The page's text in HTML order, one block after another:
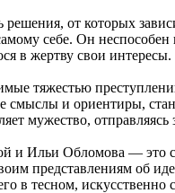
от которых
себе. Он неспособен
в жертву свои
тяжестью
смыслы и ориентиры,
мужество, отправляясь
и Ильи Обломова — это
представлениям об
в тесном, искусственно